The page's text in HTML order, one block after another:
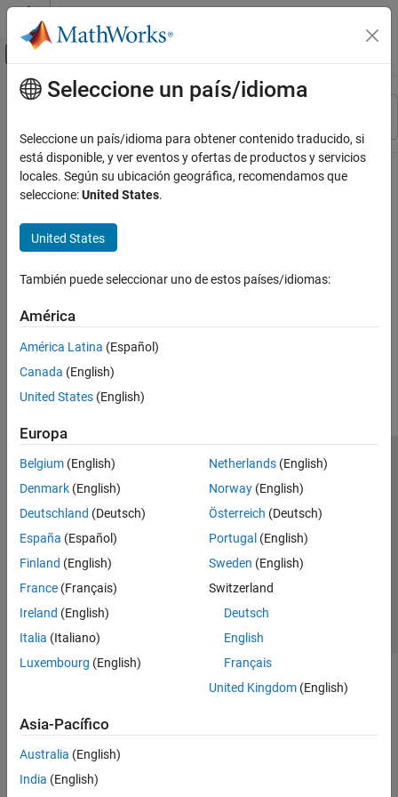
Saltar al contenido
Mostrar/ocultar menú de navegación
Recurso
Contenido principal
Seleccione un país/idioma
Seleccione un país/idioma para obtener contenido traducido, si
está disponible, y ver eventos y ofertas de productos y servicios
locales. Según su ubicación geográfica, recomendamos que
seleccione:United States.
United States
También puede seleccionar uno de estos países/idiomas:
América
América Latina (Español)
Canada (English)
United States (English)
Europa
Belgium (English)
Denmark (English)
Deutschland (Deutsch)
España (Español)
Finland (English)
France (Français)
Ireland (English)
Italia (Italiano)
Luxembourg (English)
Netherlands(English)
Norway(English)
Österreich (Deutsch)
Portugal (English)
Sweden (English)
Switzerland
Deutsch
English
Français
United Kingdom(English)
Asia-Pacífico
Australia (English)
India (English)
Centro de confianza
Marcas comerciales
Política de privacidad
Antipiratería
Estado de las aplicaciones
Información de contacto
© 1994-2026 The MathWorks, Inc.
Seleccione un país/